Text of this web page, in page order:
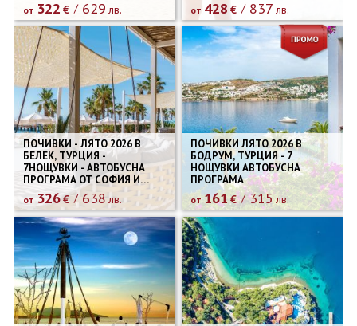
от 322 € 629 лв. от 428 € 837 лв.
ПОЧИВКИ - ЛЯТО 2026 В
БЕЛЕК, ТУРЦИЯ -
7НОЩУВКИ - АВТОБУСНА
ПРОГРАМА ОТ СОФИЯ И
ПЛОВДИВ
от 326€ 638 лв.
ПОЧИВКИ ЛЯТО 2026 В
БОДРУМ, ТУРЦИЯ - 7
НОЩУВКИ АВТОБУСНА
ПРОГРАМА
от161 € 315лв.